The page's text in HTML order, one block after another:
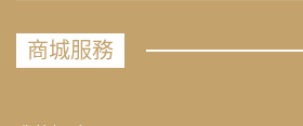
商城服務